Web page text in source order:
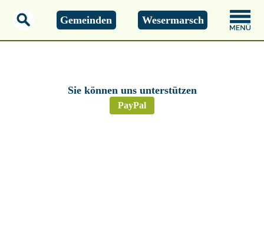
Gemeinden Wesermarsch
Sie können uns unterstützen
PayPal